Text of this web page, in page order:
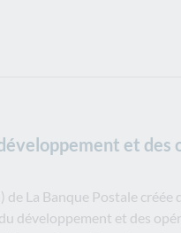
et des
La Banque Postale
développement et des